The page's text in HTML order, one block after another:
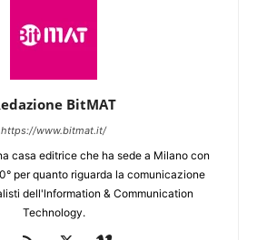
BitMAT
https://www.bitmat.it/
casa editrice che ha sede a Milano con
per quanto riguarda la comunicazione
dell'lnformation & Communication
Technology.